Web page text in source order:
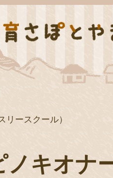
ースクール）
ノキオナ